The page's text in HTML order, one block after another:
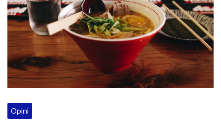
Opini